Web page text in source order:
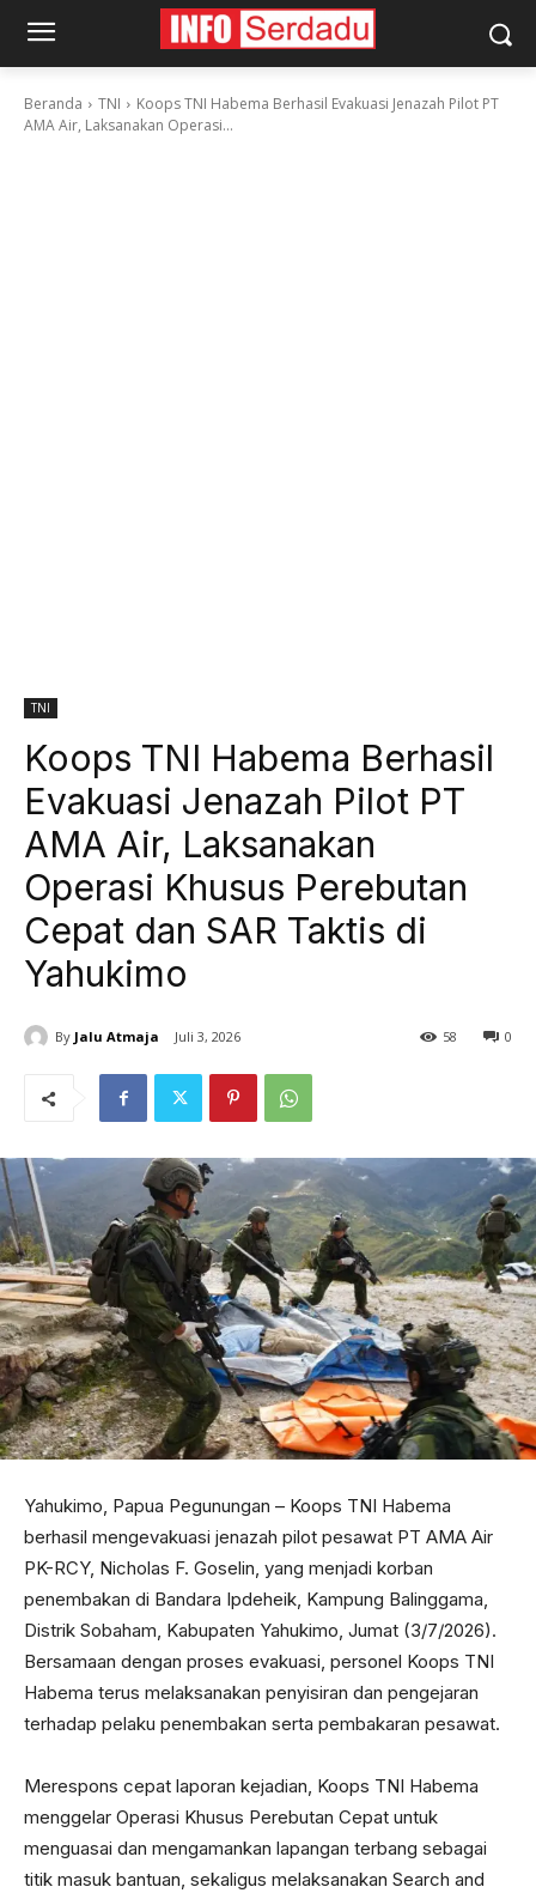
Beranda TNI
Koops TNI Habema Berhasil Evakuasi Jenazah Pilot PT
AMA Air, Laksanakan Operasi...
TNI
Koops TNI Habema Berhasil
Evakuasi Jenazah Pilot PT
AMA Air, Laksanakan
Operasi Khusus Perebutan
Cepat dan SAR Taktis di
Yahukimo
By Jalu Atmaja Juli 3, 2026 0
58
Yahukimo, Papua Pegunungan – Koops TNI Habema
berhasil mengevakuasi jenazah pilot pesawat PT AMA Air
PK-RCY, Nicholas F. Goselin, yang menjadi korban
penembakan di Bandara Ipdeheik, Kampung Balinggama,
Distrik Sobaham, Kabupaten Yahukimo, Jumat (3/7/2026).
Bersamaan dengan proses evakuasi, personel Koops TNI
Habema terus melaksanakan penyisiran dan pengejaran
terhadap pelaku penembakan serta pembakaran pesawat.
Merespons cepat laporan kejadian, Koops TNI Habema
menggelar Operasi Khusus Perebutan Cepat untuk
menguasai dan mengamankan lapangan terbang sebagai
titik masuk bantuan, sekaligus melaksanakan Search and